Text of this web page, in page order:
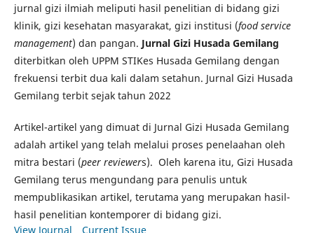
jurnal gizi ilmiah meliputi hasil penelitian di bidang gizi
klinik, gizi kesehatan masyarakat, gizi institusi (food service
management) dan pangan. Jurnal Gizi Husada Gemilang
diterbitkan oleh UPPM STIKes Husada Gemilang dengan
frekuensi terbit dua kali dalam setahun. Jurnal Gizi Husada
Gemilang terbit sejak tahun 2022
Artikel-artikel yang dimuat di Jurnal Gizi Husada Gemilang
adalah artikel yang telah melalui proses penelaahan oleh
mitra bestari (peer reviewers). Oleh karena itu, Gizi Husada
Gemilang terus mengundang para penulis untuk
mempublikasikan artikel, terutama yang merupakan hasil-
hasil penelitian kontemporer di bidang gizi.
View Journal
Current Issue